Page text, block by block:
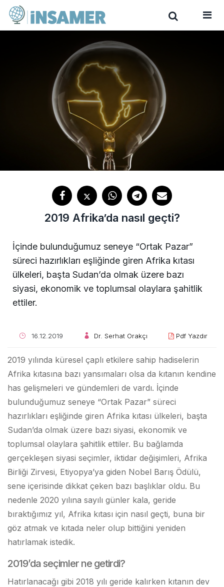
2019 Afrika’da nasıl geçti?
İçinde bulunduğumuz seneye “Ortak Pazar”
süreci hazırlıkları eşliğinde giren Afrika kıtası
ülkeleri, başta Sudan’da olmak üzere bazı
siyasi, ekonomik ve toplumsal olaylara şahitlik
ettiler.
16.12.2019 Dr. Serhat Orakçı Pdf Yazdır
2019 yılında küresel çaplı etkilere sahip hadiselerin
Afrika kıtasına bazı yansımaları olsa da kıtanın kendine
has gelişmeleri ve gündemleri de vardı. İçinde
bulunduğumuz seneye “Ortak Pazar” süreci
hazırlıkları eşliğinde giren Afrika kıtası ülkeleri, başta
Sudan’da olmak üzere bazı siyasi, ekonomik ve
toplumsal olaylara şahitlik ettiler. Bu bağlamda
gerçekleşen siyasi seçimler, iktidar değişimleri, Afrika
Birliği Zirvesi, Etiyopya’ya giden Nobel Barış Ödülü,
sene içerisinde dikkat çeken bazı başlıklar oldu. Bu
nedenle 2020 yılına sayılı günler kala, geride
bıraktığımız yıl, Afrika kıtası için nasıl geçti, buna bir
göz atmak ve kıtada neler olup bittiğini yeniden
hatırlamak istedik.
2019’da seçimler ne getirdi?
Hatırlanacağı gibi 2018 yılı geride kalırken kıtanın dev